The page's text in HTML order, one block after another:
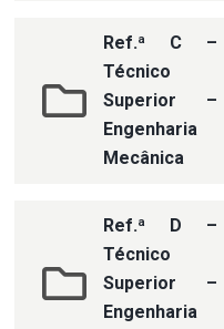
Ref.ª C –
Técnico
Superior –
Engenharia
Mecânica
Ref.ª D –
Técnico
Superior –
Engenharia